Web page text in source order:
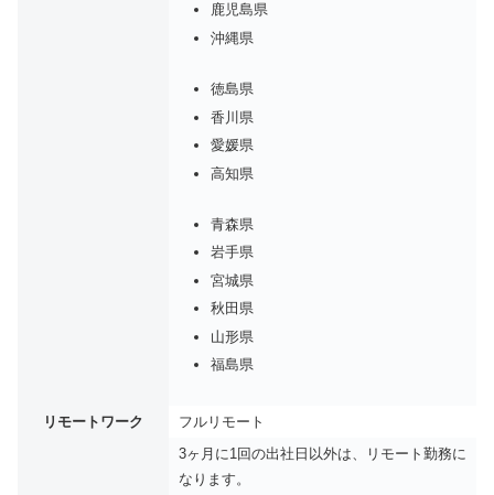
鹿児島県
沖縄県
徳島県
香川県
愛媛県
高知県
青森県
岩手県
宮城県
秋田県
山形県
福島県
リモートワーク フルリモート
3ヶ月に1回の出社日以外は、リモート勤務に
なります。